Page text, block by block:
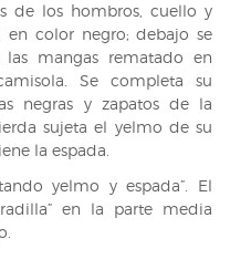
de los hombros, cuello y
en color negro; debajo se
mangas rematado en
Se completa su
negras y zapatos de la
sujeta el yelmo de su
la espada.
yelmo y espada”. El
en la parte media